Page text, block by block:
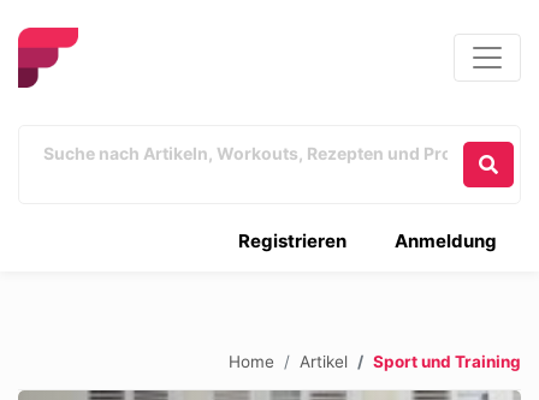
Anmeldung
Registrieren
Home Artikel Sport und Training